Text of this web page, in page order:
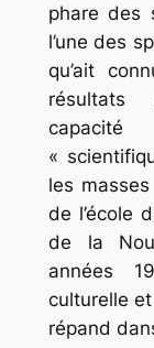
phare des
l’une des
qu’ait
résultats
«
les
de l’école
de la
années
culturelle
répand